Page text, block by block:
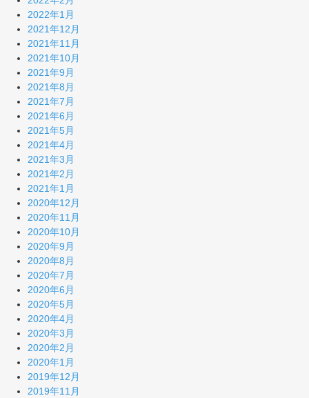
2022年1月
2021年12月
2021年11月
2021年10月
2021年9月
2021年8月
2021年7月
2021年6月
2021年5月
2021年4月
2021年3月
2021年2月
2021年1月
2020年12月
2020年11月
2020年10月
2020年9月
2020年8月
2020年7月
2020年6月
2020年5月
2020年4月
2020年3月
2020年2月
2020年1月
2019年12月
2019年11月